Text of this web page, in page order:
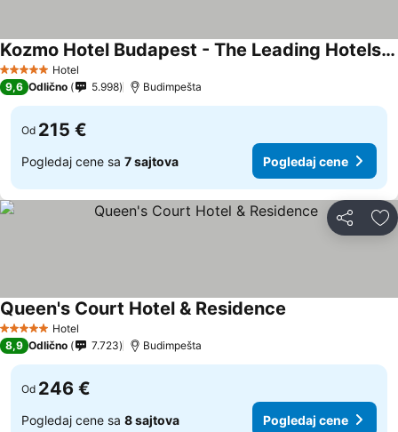
5 ZvezdiceHotel
Kozmo Hotel Budapest - The Leading Hotels Of The World
9,6 Odlično 5.998 Budimpešta
Od 215 €
Pogledaj cene sa 7 sajtova Pogledaj cene
Deli
5 ZvezdiceHotel
Queen's Court Hotel & Residence
8,9 Odlično 7.723 Budimpešta
Od 246 €
Pogledaj cene sa 8 sajtova Pogledaj cene